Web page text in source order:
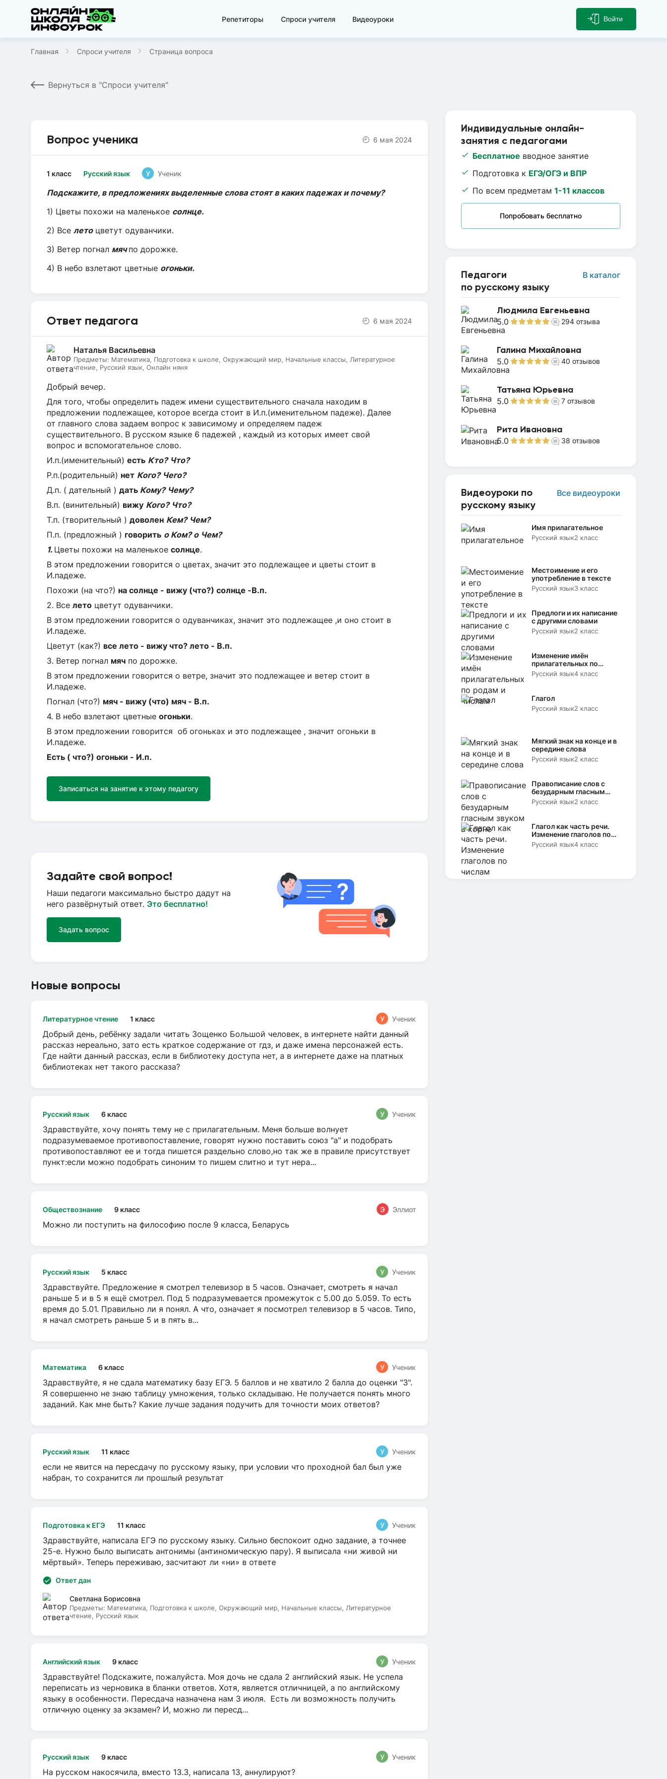
Репетиторы Спроси учителя Видеоуроки Войти
Главная Спроси учителя Страница вопроса
Вернуться в "Спроси учителя"
Индивидуальные онлайн-
занятия с педагогами
Бесплатное вводное занятие
Подготовка к ЕГЭ/ОГЭ и ВПР
По всем предметам 1-11 классов
Попробовать бесплатно
Педагоги
по русскому языку
В каталог
Людмила Евгеньевна
5.0 294 отзыва
Галина Михайловна
5.0 40 отзывов
Татьяна Юрьевна
5.0 7 отзывов
Рита Ивановна
5.0 38 отзывов
Видеоуроки по
русскому языку
Все видеоуроки
Имя прилагательное
Русский язык2 класс
Местоимение и его
употребление в тексте
Русский язык3 класс
Предлоги и их написание
с другими словами
Русский язык2 класс
Изменение имён
прилагательных по
родам и числам
Русский язык4 класс
Глагол
Русский язык2 класс
Мягкий знак на конце и в
середине слова
Русский язык2 класс
Правописание слов с
безударным гласным
звуком в корне
Русский язык2 класс
Глагол как часть речи.
Изменение глаголов по
числам
Русский язык4 класс
Вопрос ученика 6 мая 2024
Русский язык
1 класс У Ученик
Подскажите, в предложениях выделенные слова стоят в каких падежах и почему?
1) Цветы похожи на маленькое солнце.
2) Все летоцветут одуванчики.
3) Ветер погнал мяч по дорожке.
4) В небо взлетают цветные огоньки.
Ответ педагога 6 мая 2024
Наталья Васильевна
Предметы: Математика, Подготовка к школе, Окружающий мир, Начальные классы, Литературное
чтение, Русский язык, Онлайн няня
Добрый вечер.
Для того, чтобы определить падеж имени существительного сначала находим в
предложении подлежащее, которое всегда стоит в И.п.(именительном падеже). Далее
от главного слова задаем вопрос к зависимому и определяем падеж
существительного. В русском языке 6 падежей , каждый из которых имеет свой
вопрос и вспомогательное слово.
И.п.(именительный) есть Кто? Что?
Р.п.(родительный) нет Кого? Чего?
Д.п. ( дательный ) дать Кому? Чему?
В.п. (винительный) вижу Кого? Что?
Т.п. (творительный ) доволен Кем? Чем?
П.п. (предложный ) говорить о Ком? о Чем?
1. Цветы похожи на маленькое солнце.
В этом предложении говорится о цветах, значит это подлежащее и цветы стоит в
И.падеже.
Похожи (на что?) на солнце - вижу (что?) солнце -В.п.
2. Все лето цветут одуванчики.
В этом предложении говорится о одуванчиках, значит это подлежащее ,и оно стоит в
И.падеже.
Цветут (как?) все лето - вижу что? лето - В.п.
3. Ветер погнал мяч по дорожке.
В этом предложении говорится о ветре, значит это подлежащее и ветер стоит в
И.падеже.
Погнал (что?) мяч - вижу (что) мяч - В.п.
4. В небо взлетают цветные огоньки.
В этом предложении говорится об огоньках и это подлежащее , значит огоньки в
И.падеже.
Есть ( что?) огоньки - И.п.
Записаться на занятие к этому педагогу
Задайте свой вопрос!
Наши педагоги максимально быстро дадут на
него развёрнутый ответ. Это бесплатно!
Задать вопрос
Новые вопросы
Литературное чтение 1 класс У Ученик
Добрый день, ребёнку задали читать Зощенко Большой человек, в интернете найти данный
рассказ нереально, зато есть краткое содержание от гдз, и даже имена персонажей есть.
Где найти данный рассказ, если в библиотеку доступа нет, а в интернете даже на платных
библиотеках нет такого рассказа?
Русский язык 6 класс У Ученик
Здравствуйте, хочу понять тему не с прилагательным. Меня больше волнует
подразумеваемое противопоставление, говорят нужно поставить союз "а" и подобрать
противопоставляют ее и тогда пишется раздельно слово,но так же в правиле присутствует
пункт:если можно подобрать синоним то пишем слитно и тут нера...
Обществознание 9 класс Э Эллиот
Можно ли поступить на философию после 9 класса, Беларусь
Русский язык 5 класс У Ученик
Здравствуйте. Предложение я смотрел телевизор в 5 часов. Означает, смотреть я начал
раньше 5 и в 5 я ещё смотрел. Под 5 подразумевается промежуток с 5.00 до 5.059. То есть
время до 5.01. Правильно ли я понял. А что, означает я посмотрел телевизор в 5 часов. Типо,
я начал смотреть раньше 5 и в пять в...
Математика 6 класс У Ученик
Здравствуйте, я не сдала математику базу ЕГЭ. 5 баллов и не хватило 2 балла до оценки "3".
Я совершенно не знаю таблицу умножения, только складываю. Не получается понять много
заданий. Как мне быть? Какие лучше задания подучить для точности моих ответов?
Русский язык 11 класс У Ученик
если не явится на пересдачу по русскому языку, при условии что проходной бал был уже
набран, то сохранится ли прошлый результат
Подготовка к ЕГЭ 11 класс У Ученик
Здравствуйте, написала ЕГЭ по русскому языку. Сильно беспокоит одно задание, а точнее
25-е. Нужно было выписать антонимы (антиномическую пару). Я выписала «ни живой ни
мёртвый». Теперь переживаю, засчитают ли «ни» в ответе
Ответ дан
Светлана Борисовна
Предметы: Математика, Подготовка к школе, Окружающий мир, Начальные классы, Литературное
чтение, Русский язык
Английский язык 9 класс У Ученик
Здравствуйте! Подскажите, пожалуйста. Моя дочь не сдала 2 английский язык. Не успела
переписать из черновика в бланки ответов. Хотя, является отличницей, а по английскому
языку в особенности. Пересдача назначена нам 3 июля. Есть ли возможность получить
отличную оценку за экзамен? И, можно ли пересд...
Русский язык 9 класс У Ученик
На русском накосячила, вместо 13.3, написала 13, аннулируют?